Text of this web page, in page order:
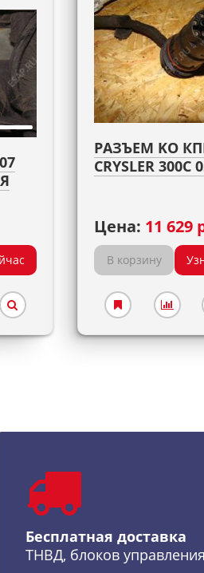
РАЗЪЕМ KO
CRYSLER 300C
Цена: 11 629
В корзину
Бесплатная доставка
ТНВД, блоков